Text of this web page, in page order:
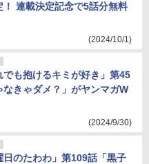
！ 連載決定記念で5話分無料
(2024/10/1)
でも抱けるキミが好き」第45
きゃダメ？」がヤンマガW
(2024/9/30)
日のたわわ」第109話「黒子